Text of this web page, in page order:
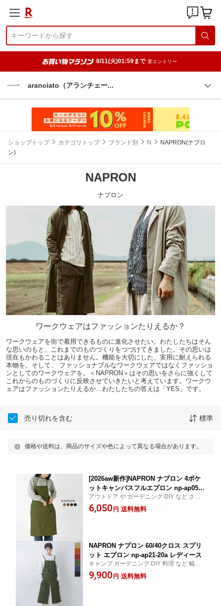
8/11(火)01:59まで 要エントリー
aranciato（アランチェー
ショップトップ カテゴリトップ ブランド別 N
NAPRON(ナプロ
ン)
NAPRON
ナプロン
ワークウェアはファッションたりえるか？
ワークウェアを街で着用できるものに進化させたい。わたしたちはそん
な思いのもと、これまでのものづくりをつづけてきました。その思いは
現在もかわることはありません。機能を大切にした、実用に耐えられる
本物を。そして、 ファッショナブルなワークウェアではなくファッショ
ンとしてのワークウェアを。＜NAPRON＞はその思いをさらに強くして
これからのものづくりに反映させていきたいと考えています。ワークウ
ェアはファッションたりえるか…わたしたちの答えは「YES」です。
売り切れを含む 標準
価格や送料は、商品のサイズや色によって異なる場合があります。
[2026aw新作]NAPRON ナプロン 4ポケ
ットキャンバスフルエプロン np-ap05
レディース 秋冬
アウトドア や ガーデニング DIY など さま
ざま な シーン で 活躍 する ポケット 付き
キャンバスコットン エプロン【送料無料】
6,050 円 送料無料
NAPRON ナプロン 60/40クロス スプリ
ット エプロン np-ap21-20a レディース
キャンプ ガーデニング DIY 料理 など 幅広
いシーン で 使える ロクヨンクロス生地 を
使用した ワークテイスト な エプロン【送
9,900 円 送料無料